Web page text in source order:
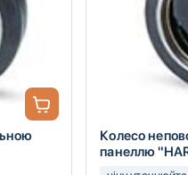
Колесо
панеллю